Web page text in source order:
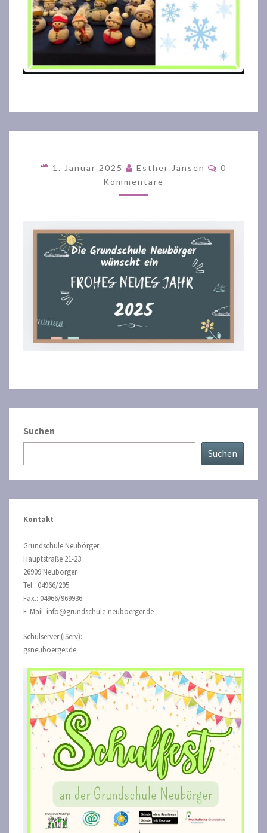
1. Januar 2025 Esther Jansen
0
Kommentare
Suchen
Suchen
Kontakt
Grundschule Neubörger
Hauptstraße 21-23
26909 Neubörger
Tel.: 04966/295
Fax.: 04966/969936
E-Mail: info@grundschule-neuboerger.de
Schulserver (iServ):
gsneuboerger.de